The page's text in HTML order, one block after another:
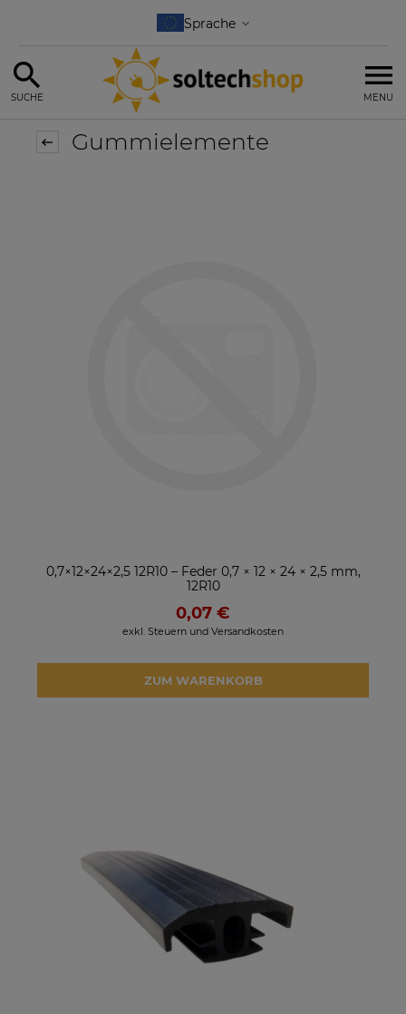
MENU
SUCHE
Gummielemente
0,7×12×24×2,5 12R10 – Feder 0,7 × 12 × 24 × 2,5 mm,
12R10
0,07 €
exkl. Steuern und Versandkosten
ZUM WARENKORB